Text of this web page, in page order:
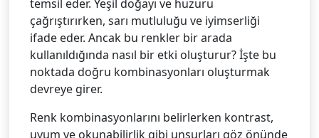
temsil eder. Yeşil doğayı ve huzuru
çağrıştırırken, sarı mutluluğu ve iyimserliği
ifade eder. Ancak bu renkler bir arada
kullanıldığında nasıl bir etki oluşturur? İşte bu
noktada doğru kombinasyonları oluşturmak
devreye girer.
Renk kombinasyonlarını belirlerken kontrast,
uyum ve okunabilirlik gibi unsurları göz önünde